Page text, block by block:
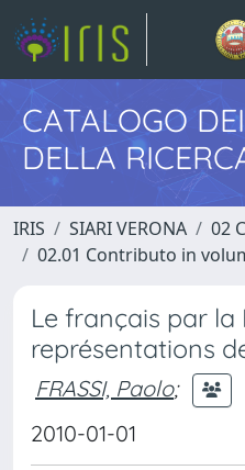
CATALOGO
DELLA
IRIS SIARI VERONA
02
02.01 Contributo in
Le français par la
représentations
FRASSI, Paolo;
2010-01-01